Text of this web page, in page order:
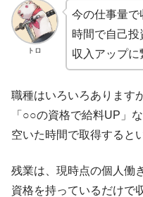
トロ
今の仕事量で
時間で自己
収入アップに
職種はいろいろあります
「○○の資格で給料UP」
空いた時間で取得すると
残業は、現時点の個人働
資格を持っているだけで